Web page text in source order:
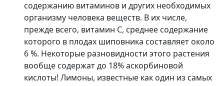
содержанию витаминов и других необходимых
организму человека веществ. В их числе,
прежде всего, витамин С, среднее содержание
которого в плодах шиповника составляет около
6 %. Некоторые разновидности этого растения
вообще содержат до 18% аскорбиновой
кислоты! Лимоны, известные как один из самых